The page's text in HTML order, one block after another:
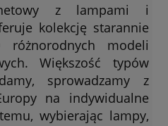
z lampami i
kolekcję starannie
modeli
Większość typów
sprowadzamy z
na indywidualne
wybierając lampy,